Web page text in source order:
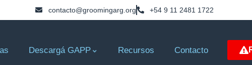
contacto@groomingarg.org +54 9 11 2481 1722
Descargá GAPP Recursos Contacto